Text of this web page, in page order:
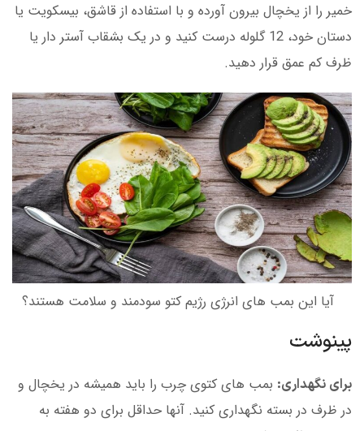
خمیر را از یخچال بیرون آورده و با استفاده از قاشق، بیسکویت یا
دستان خود، 12 گلوله درست کنید و در یک بشقاب آستر دار یا
ظرف کم عمق قرار دهید.
آیا این بمب های انرژی رژیم کتو سودمند و سلامت هستند؟
پینوشت
برای نگهداری: بمب های کتوی چرب را باید همیشه در یخچال و
در ظرف در بسته نگهداری کنید. آنها حداقل برای دو هفته به